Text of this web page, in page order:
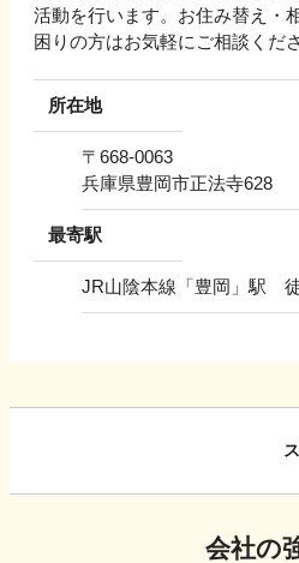
活動を行います。お住み替え・
困りの方はお気軽にご相談くださ
所在地
〒 668-0063
兵庫県豊岡市正法寺628
最寄駅
JR山陰本線「豊岡」駅
会社の